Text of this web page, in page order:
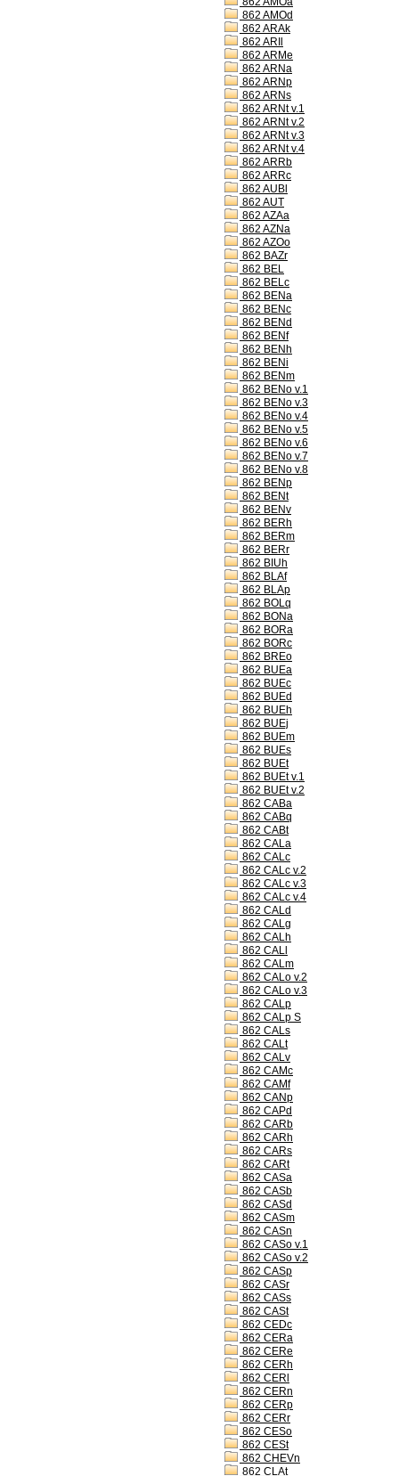
862 AMOd
862 ARAk
862 ARIl
862 ARMe
862 ARNa
862 ARNp
862 ARNs
862 ARNt v.1
862 ARNt v.2
862 ARNt v.3
862 ARNt v.4
862 ARRb
862 ARRc
862 AUBl
862 AUT
862 AZAa
862 AZNa
862 AZOo
862 BAZr
862 BEL
862 BELc
862 BENa
862 BENc
862 BENd
862 BENf
862 BENh
862 BENi
862 BENm
862 BENo v.1
862 BENo v.3
862 BENo v.4
862 BENo v.5
862 BENo v.6
862 BENo v.7
862 BENo v.8
862 BENp
862 BENt
862 BENv
862 BERh
862 BERm
862 BERr
862 BIUh
862 BLAf
862 BLAp
862 BOLq
862 BONa
862 BORa
862 BORc
862 BREo
862 BUEa
862 BUEc
862 BUEd
862 BUEh
862 BUEj
862 BUEm
862 BUEs
862 BUEt
862 BUEt v.1
862 BUEt v.2
862 CABa
862 CABq
862 CABt
862 CALa
862 CALc
862 CALc v.2
862 CALc v.3
862 CALc v.4
862 CALd
862 CALg
862 CALh
862 CALl
862 CALm
862 CALo v.2
862 CALo v.3
862 CALp
862 CALp S
862 CALs
862 CALt
862 CALv
862 CAMc
862 CAMf
862 CANp
862 CAPd
862 CARb
862 CARh
862 CARs
862 CARt
862 CASa
862 CASb
862 CASd
862 CASm
862 CASn
862 CASo v.1
862 CASo v.2
862 CASp
862 CASr
862 CASs
862 CASt
862 CEDc
862 CERa
862 CERe
862 CERh
862 CERl
862 CERn
862 CERp
862 CERr
862 CESo
862 CESt
862 CHEVn
862 CLAt